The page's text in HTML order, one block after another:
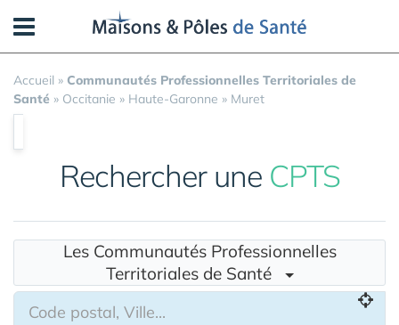
Accueil » Communautés Professionnelles Territoriales de
Santé » Occitanie » Haute-Garonne » Muret
Rechercher une CPTS
Les Communautés Professionnelles
Territoriales de Santé
Panneau de gestion des cookies